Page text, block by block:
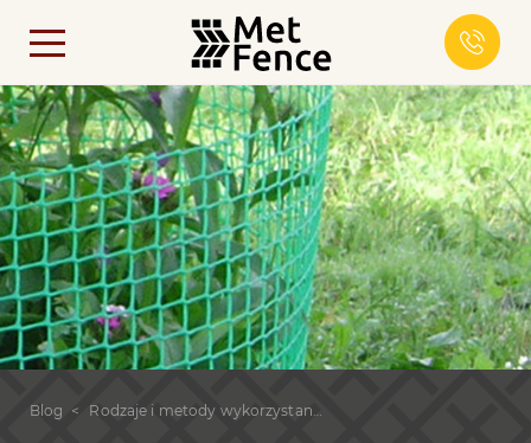
Blog Rodzaje i metody wykorzystania siatki ozdobnej do ogrodu